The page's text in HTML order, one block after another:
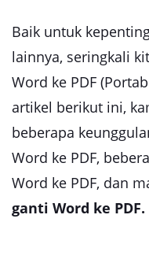
Baik untuk
lainnya, seringkali
Word ke PDF
artikel berikut ini,
beberapa
Word ke PDF,
Word ke PDF, dan
ganti Word ke PDF.